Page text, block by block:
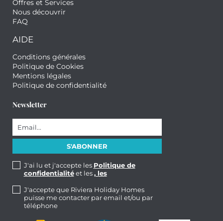
Offres et Services
Nous découvrir
FAQ
AIDE
Conditions générales
Politique de Cookies
Mentions légales
Politique de confidentialité
Newsletter
J'ai lu et j'accepte les Politique de
confidentialitéet les, les
J'accepte que Riviera Holiday Homes
puisse me contacter par email et/ou par
téléphone